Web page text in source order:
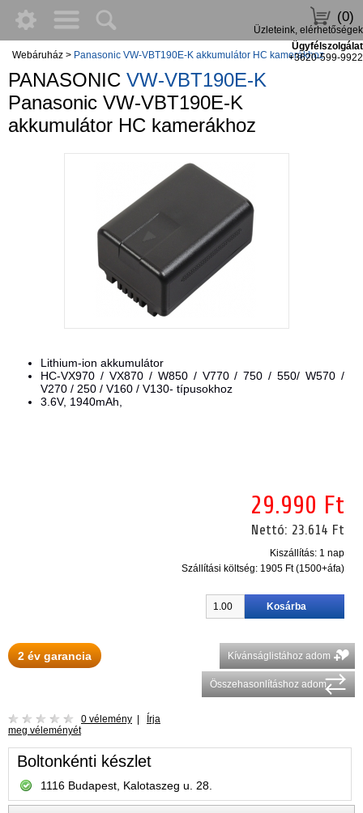
(0)
Üzleteink, elérhetőségek
Ügyfélszolgálat
+3620-599-9922
Webáruház > Panasonic VW-VBT190E-K akkumulátor HC kamerákhoz
PANASONIC VW-VBT190E-K
Panasonic VW-VBT190E-K
akkumulátor HC kamerákhoz
Lithium-ion akkumulátor
HC-VX970 / VX870 / W850 / V770 / 750 / 550/ W570 /
V270 / 250 / V160 / V130- típusokhoz
3.6V, 1940mAh,
29.990 Ft
Nettó: 23.614 Ft
Kiszállítás: 1 nap
Szállítási költség: 1905 Ft (1500+áfa)
2 év garancia Kívánságlistához adom
Összehasonlításhoz adom
0 vélemény
Írja
meg véleményét
Boltonkénti készlet
1116 Budapest, Kalotaszeg u. 28.